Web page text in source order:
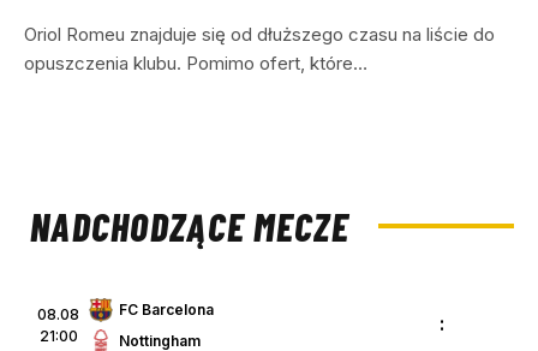
Oriol Romeu znajduje się od dłuższego czasu na liście do
opuszczenia klubu. Pomimo ofert, które…
NADCHODZĄCE MECZE
08.08
21:00
FC Barcelona
Nottingham
: